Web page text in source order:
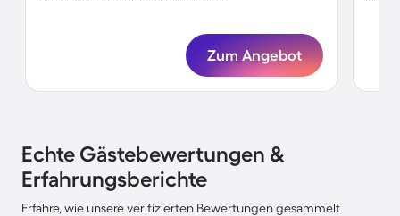
Zum Angebot
Echte Gästebewertungen &
Erfahrungsberichte
Erfahre, wie unsere verifizierten Bewertungen gesammelt